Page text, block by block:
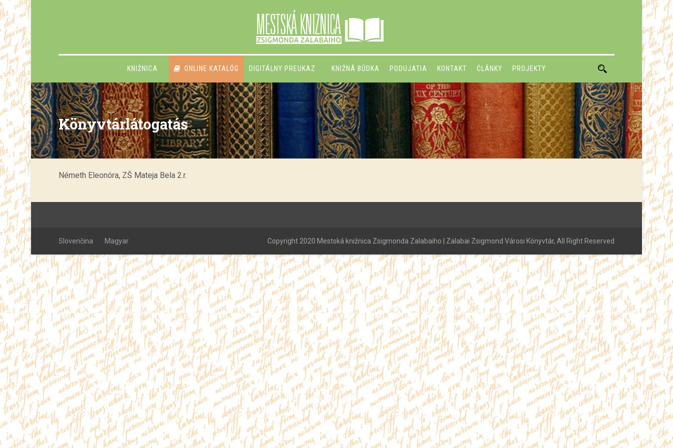
KNIŽNICA ONLINE KATALÓG DIGITÁLNY PREUKAZ KNIŽNÁ BÚDKA PODUJATIA KONTAKT ČLÁNKY PROJEKTY
Könyvtárlátogatás
Könyvtárlátogatás
10. marca 2010.
Németh Eleonóra, ZŠ Mateja Bela 2.r.
Slovenčina Magyar Copyright 2020 Mestská knižnica Zsigmonda Zalabaiho | Zalabai Zsigmond Városi Könyvtár, All Right Reserved